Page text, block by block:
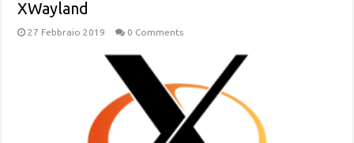
XWayland
27 Febbraio 2019 0 Comments